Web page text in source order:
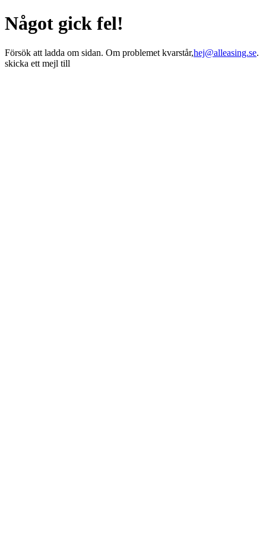
Något gick fel!
Försök att ladda om sidan. Om problemet kvarstår,hej@alleasing.se.
skicka ett mejl till